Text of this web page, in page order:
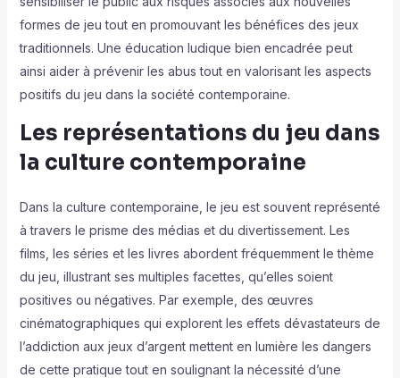
formes de jeu tout en promouvant les bénéfices des jeux
traditionnels. Une éducation ludique bien encadrée peut
ainsi aider à prévenir les abus tout en valorisant les aspects
positifs du jeu dans la société contemporaine.
Les représentations du jeu dans
la culture contemporaine
Dans la culture contemporaine, le jeu est souvent représenté
à travers le prisme des médias et du divertissement. Les
films, les séries et les livres abordent fréquemment le thème
du jeu, illustrant ses multiples facettes, qu’elles soient
positives ou négatives. Par exemple, des œuvres
cinématographiques qui explorent les effets dévastateurs de
l’addiction aux jeux d’argent mettent en lumière les dangers
de cette pratique tout en soulignant la nécessité d’une